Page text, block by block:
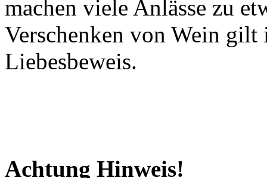
machen viele Anlässe zu
Verschenken von Wein
Liebesbeweis.
Achtung Hinweis!